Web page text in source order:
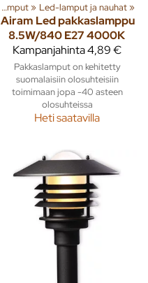
Valaisimet ja lamput‪» Led-lamput ja nauhat‪»
Airam Led pakkaslamppu
8.5W/840 E27 4000K
Kampanjahinta4,89 €
Pakkaslamput on kehitetty
suomalaisiin olosuhteisiin
toimimaan jopa -40 asteen
olosuhteissa
Heti saatavilla